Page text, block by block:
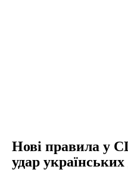
Нові правила у
удар